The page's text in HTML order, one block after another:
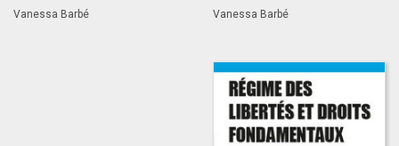
Vanessa Barbé Vanessa Barbé